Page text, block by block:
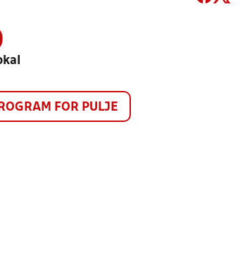
FOR PULJE